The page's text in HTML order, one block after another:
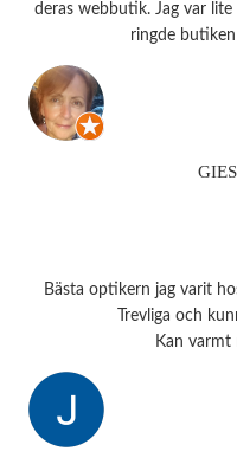
deras webbutik. Jag var lite
ringde
Bästa optikern jag varit
Trevliga och
Kan varmt